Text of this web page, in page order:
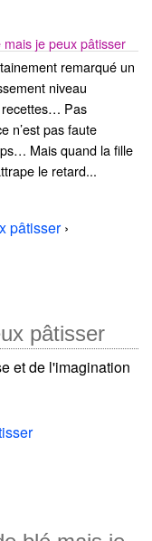
je peux pâtisser
remarqué un
niveau
recettes… Pas
n’est pas faute
Mais quand la fille
le retard...
pâtisser›
pâtisser
et de l'imagination